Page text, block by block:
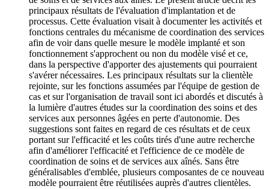
principaux résultats de l'évaluation d'implantation et de
processus. Cette évaluation visait à documenter les activités et
fonctions centrales du mécanisme de coordination des services
afin de voir dans quelle mesure le modèle implanté et son
fonctionnement s'approchent ou non du modèle visé et ce,
dans la perspective d'apporter des ajustements qui pourraient
s'avérer nécessaires. Les principaux résultats sur la clientèle
rejointe, sur les fonctions assumées par l'équipe de gestion de
cas et sur l'organisation de travail sont ici abordés et discutés à
la lumière d'autres études sur la coordination des soins et des
services aux personnes âgées en perte d'autonomie. Des
suggestions sont faites en regard de ces résultats et de ceux
portant sur l'efficacité et les coûts tirés d'une autre recherche
afin d'améliorer l'efficacité et l'efficience de ce modèle de
coordination de soins et de services aux aînés. Sans être
généralisables d'emblée, plusieurs composantes de ce nouveau
modèle pourraient être réutilisées auprès d'autres clientèles.